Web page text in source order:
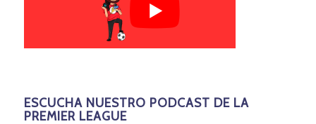
ESCUCHA NUESTRO PODCAST DE LA
PREMIER LEAGUE